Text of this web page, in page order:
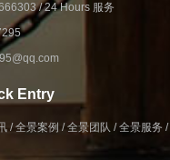
/ 24 Hours 服务
Entry
/全景案例 /全景团队 /全景服务 /